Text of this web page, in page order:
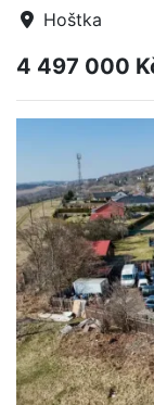
Hoštka
4 497 000